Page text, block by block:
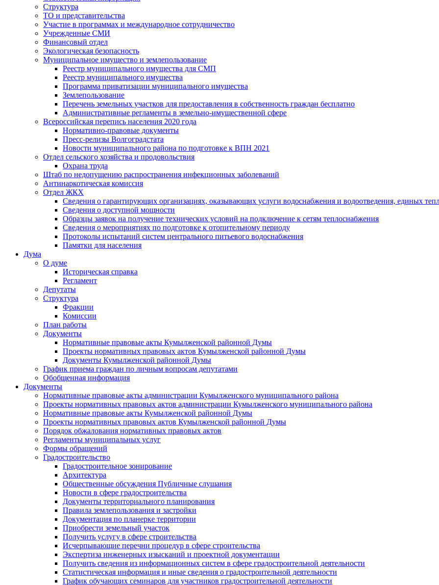
Структура
ТО и представительства
Участие в программах и международное сотрудничество
Учрежденные СМИ
Финансовый отдел
Экологическая безопасность
Муниципальное имущество и землепользование
Реестр муниципального имущества для СМП
Реестр муниципального имущества
Программа приватизации муниципального имущества
Землепользование
Перечень земельных участков для предоставления в собственность граждан бесплатно
Административные регламенты в земельно-имущественной сфере
Всероссийская перепись населения 2020 года
Нормативно-правовые документы
Пресс-релизы Волгоградстата
Новости муниципального района по подготовке к ВПН 2021
Отдел сельского хозяйства и продовольствия
Охрана труда
Штаб по недопущению распространения инфекционных заболеваний
Антинаркотическая комиссия
Отдел ЖКХ
Сведения о гарантирующих организациях, оказывающих услуги водоснабжения и водоотведения, единых
Сведения о доступной мощности
Образцы заявок на получение технических условий на подключение к сетям теплоснабжения
Сведения о мероприятиях по подготовке к отопительному периоду
Протоколы испытаний систем центрального питьевого водоснабжения
Памятки для населения
Дума
О думе
Историческая справка
Регламент
Депутаты
Структура
Фракции
Комиссии
План работы
Документы
Нормативные правовые акты Кумылженской районной Думы
Проекты нормативных правовых актов Кумылженской районной Думы
Документы Кумылженской районной Думы
График приема граждан по личным вопросам депутатами
Обобщенная информация
Документы
Нормативные правовые акты администрации Кумылженского муниципального района
Проекты нормативных правовых актов администрации Кумылженского муниципального района
Нормативные правовые акты Кумылженской районной Думы
Проекты нормативных правовых актов Кумылженской районной Думы
Порядок обжалования нормативных правовых актов
Регламенты муниципальных услуг
Формы обращений
Градостроительство
Градостроительное зонирование
Архитектура
Общественные обсуждения Публичные слушания
Новости в сфере градостроительства
Документы территориального планирования
Правила землепользования и застройки
Документация по планерке территории
Приобрести земельный участок
Получить услугу в сфере строительства
Исчерпывающие перечни процедур в сфере строительства
Экспертиза инженерных изысканий и проектной документации
Получить сведения из информационных систем в сфере градостроительной деятельности
Статистическая информация и иные сведения о градостроительной деятельности
График обучающих семинаров для участников градостроительной деятельности